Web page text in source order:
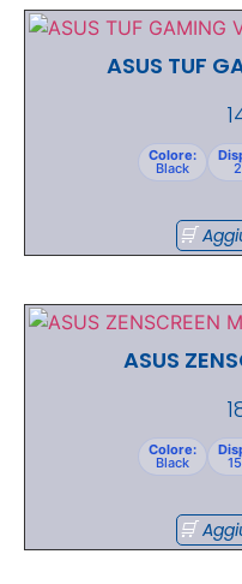
ASUS TUF
Colore:
Black
ASUS
Colore:
Black